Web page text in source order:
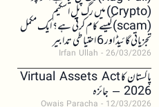
(Crypto) میں رگ پل اسکیم
(scam)کیسے کام کرتی ہے؟ ایک مکمل
تجزیاتی گائیڈ اور 6 احتیاطی تدابیر
Irfan Ullah 26/03/2026
پاکستان کا Virtual Assets Act
2026 – جائزہ